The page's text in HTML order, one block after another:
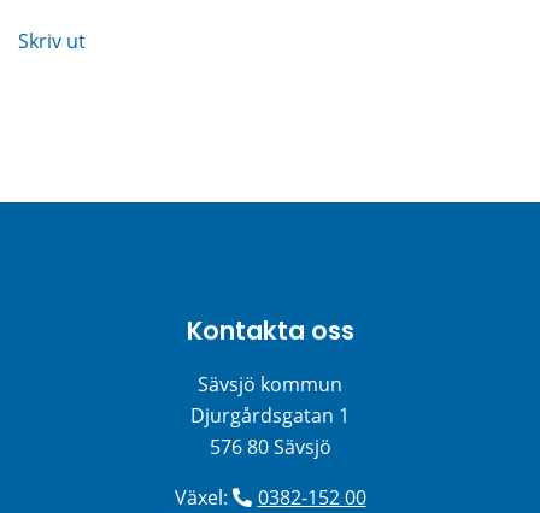
Skriv ut
Kontakta oss
Sävsjö kommun
Djurgårdsgatan 1
576 80 Sävsjö
Växel:
0382-152 00